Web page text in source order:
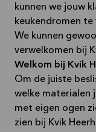
kunnen we jouw
keukendromen te
We kunnen
verwelkomen bij
Welkom bij Kvik
Om de juiste
welke materialen
met eigen ogen
zien bij Kvik